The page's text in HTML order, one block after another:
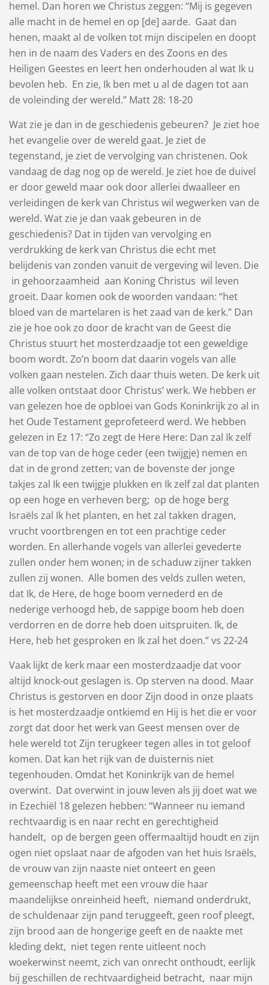
hemel. Dan horen we Christus zeggen: “Mij is gegeven
alle macht in de hemel en op [de] aarde. Gaat dan
henen, maakt al de volken tot mijn discipelen en doopt
hen in de naam des Vaders en des Zoons en des ​
Heiligen​ Geestes en leert hen onderhouden al wat Ik u
bevolen heb. En zie, Ik ben met u al de dagen tot aan
de voleinding der wereld.” Matt 28: 18-20
Wat zie je dan in de geschiedenis gebeuren? Je ziet hoe
het evangelie over de wereld gaat. Je ziet de
tegenstand, je ziet de vervolging van christenen. Ook
vandaag de dag nog op de wereld. Je ziet hoe de duivel
er door geweld maar ook door allerlei dwaalleer en
verleidingen de kerk van Christus wil wegwerken van de
wereld. Wat zie je dan vaak gebeuren in de
geschiedenis? Dat in tijden van vervolging en
verdrukking de kerk van Christus die echt met
belijdenis van zonden vanuit de vergeving wil leven. Die
in gehoorzaamheid aan Koning Christus wil leven
groeit. Daar komen ook de woorden vandaan: “het
bloed van de martelaren is het zaad van de kerk.” Dan
zie je hoe ook zo door de kracht van de Geest die
Christus stuurt het mosterdzaadje tot een geweldige
boom wordt. Zo’n boom dat daarin vogels van alle
volken gaan nestelen. Zich daar thuis weten. De kerk uit
alle volken ontstaat door Christus’ werk. We hebben er
van gelezen hoe de opbloei van Gods Koninkrijk zo al in
het Oude Testament geprofeteerd werd. We hebben
gelezen in Ez 17: “Zo zegt de Here Here: Dan zal Ik zelf
van de top van de hoge ​ceder​ (een twijgje) nemen en
dat in de grond zetten; van de bovenste der jonge
takjes zal Ik een twijgje plukken en Ik zelf zal dat planten
op een hoge en verheven berg; op de hoge berg
Israëls zal Ik het planten, en het zal takken dragen,
vrucht voortbrengen en tot een prachtige ​ceder​
worden. En allerhande vogels van allerlei gevederte
zullen onder hem wonen; in de schaduw zijner takken
zullen zij wonen. Alle bomen des velds zullen weten,
dat Ik, de Here, de hoge boom vernederd en de
nederige verhoogd heb, de sappige boom heb doen
verdorren en de dorre heb doen uitspruiten. Ik, de
Here, heb het gesproken en Ik zal het doen.” vs 22-24
Vaak lijkt de kerk maar een mosterdzaadje dat voor
altijd knock-out geslagen is. Op sterven na dood. Maar
Christus is gestorven en door Zijn dood in onze plaats
is het mosterdzaadje ontkiemd en Hij is het die er voor
zorgt dat door het werk van Geest mensen over de
hele wereld tot Zijn terugkeer tegen alles in tot geloof
komen. Dat kan het rijk van de duisternis niet
tegenhouden. Omdat het Koninkrijk van de hemel
overwint. Dat overwint in jouw leven als jij doet wat we
in Ezechiël 18 gelezen hebben: “Wanneer nu iemand ​
rechtvaardig​ is en naar recht en ​gerechtigheid​
handelt, op de bergen geen offermaaltijd houdt en zijn
ogen niet opslaat naar de ​afgoden​ van het ​huis​ Israëls,
de vrouw van zijn naaste niet onteert en geen
gemeenschap heeft met een vrouw die haar
maandelijkse ​onreinheid​ heeft, niemand onderdrukt,
de schuldenaar zijn pand teruggeeft, geen roof pleegt,
zijn brood aan de hongerige geeft en de naakte met
kleding dekt, niet tegen ​rente​ uitleent noch
woekerwinst neemt, zich van ​onrecht​ onthoudt, eerlijk
bij geschillen de ​rechtvaardigheid​ betracht, naar mijn